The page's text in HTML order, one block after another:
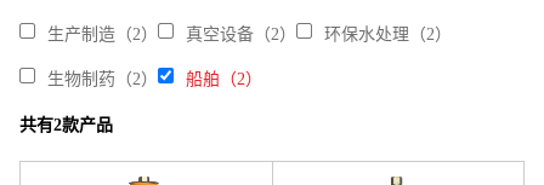
生产制造（2） 真空设备（2） 环保水处理（2）
生物制药（2） 船舶（2）
共有2款产品